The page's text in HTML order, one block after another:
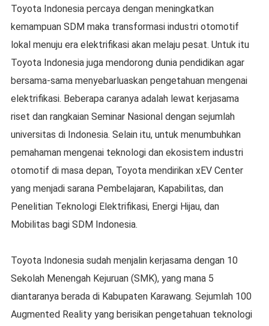
Toyota Indonesia percaya dengan meningkatkan
kemampuan SDM maka transformasi industri otomotif
lokal menuju era elektrifikasi akan melaju pesat. Untuk itu
Toyota Indonesia juga mendorong dunia pendidikan agar
bersama-sama menyebarluaskan pengetahuan mengenai
elektrifikasi. Beberapa caranya adalah lewat kerjasama
riset dan rangkaian Seminar Nasional dengan sejumlah
universitas di Indonesia. Selain itu, untuk menumbuhkan
pemahaman mengenai teknologi dan ekosistem industri
otomotif di masa depan, Toyota mendirikan xEV Center
yang menjadi sarana Pembelajaran, Kapabilitas, dan
Penelitian Teknologi Elektrifikasi, Energi Hijau, dan
Mobilitas bagi SDM Indonesia.
Toyota Indonesia sudah menjalin kerjasama dengan 10
Sekolah Menengah Kejuruan (SMK), yang mana 5
diantaranya berada di Kabupaten Karawang. Sejumlah 100
Augmented Reality yang berisikan pengetahuan teknologi